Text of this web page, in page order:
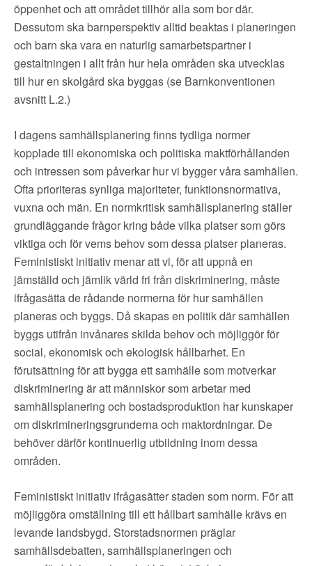
öppenhet och att området tillhör alla som bor där.
Dessutom ska barnperspektiv alltid beaktas i planeringen
och barn ska vara en naturlig samarbetspartner i
gestaltningen i allt från hur hela områden ska utvecklas
till hur en skolgård ska byggas (se Barnkonventionen
avsnitt L.2.)
I dagens samhällsplanering finns tydliga normer
kopplade till ekonomiska och politiska maktförhållanden
och intressen som påverkar hur vi bygger våra samhällen.
Ofta prioriteras synliga majoriteter, funktionsnormativa,
vuxna och män. En normkritisk samhällsplanering ställer
grundläggande frågor kring både vilka platser som görs
viktiga och för vems behov som dessa platser planeras.
Feministiskt initiativ menar att vi, för att uppnå en
jämställd och jämlik värld fri från diskriminering, måste
ifrågasätta de rådande normerna för hur samhällen
planeras och byggs. Då skapas en politik där samhällen
byggs utifrån invånares skilda behov och möjliggör för
social, ekonomisk och ekologisk hållbarhet. En
förutsättning för att bygga ett samhälle som motverkar
diskriminering är att människor som arbetar med
samhällsplanering och bostadsproduktion har kunskaper
om diskrimineringsgrunderna och maktordningar. De
behöver därför kontinuerlig utbildning inom dessa
områden.
Feministiskt initiativ ifrågasätter staden som norm. För att
möjliggöra omställning till ett hållbart samhälle krävs en
levande landsbygd. Storstadsnormen präglar
samhällsdebatten, samhällsplaneringen och